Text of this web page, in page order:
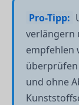
Pro-Tipp:
verlängern
empfehlen
überprüfen
und ohne